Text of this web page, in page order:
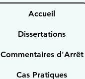
Accueil
Dissertations
Commentaires d'Arrêt
Cas Pratiques